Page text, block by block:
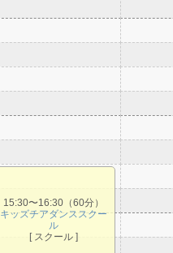
15:30〜16:30（60分）
キッズチアダンススクー
ル
[ スクール ]